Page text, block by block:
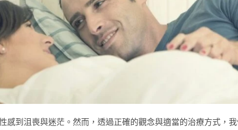
感到沮喪與迷茫。然而，透過正確的觀念與適當的治療方式，